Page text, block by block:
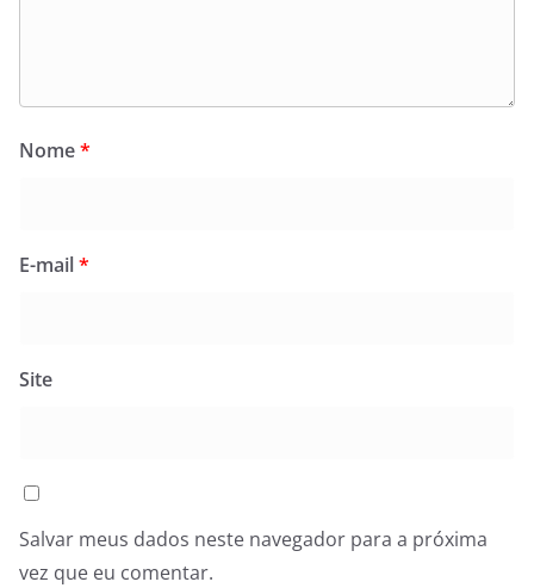
Nome*
E-mail*
Site
Salvar meus dados neste navegador para a próxima
vez que eu comentar.